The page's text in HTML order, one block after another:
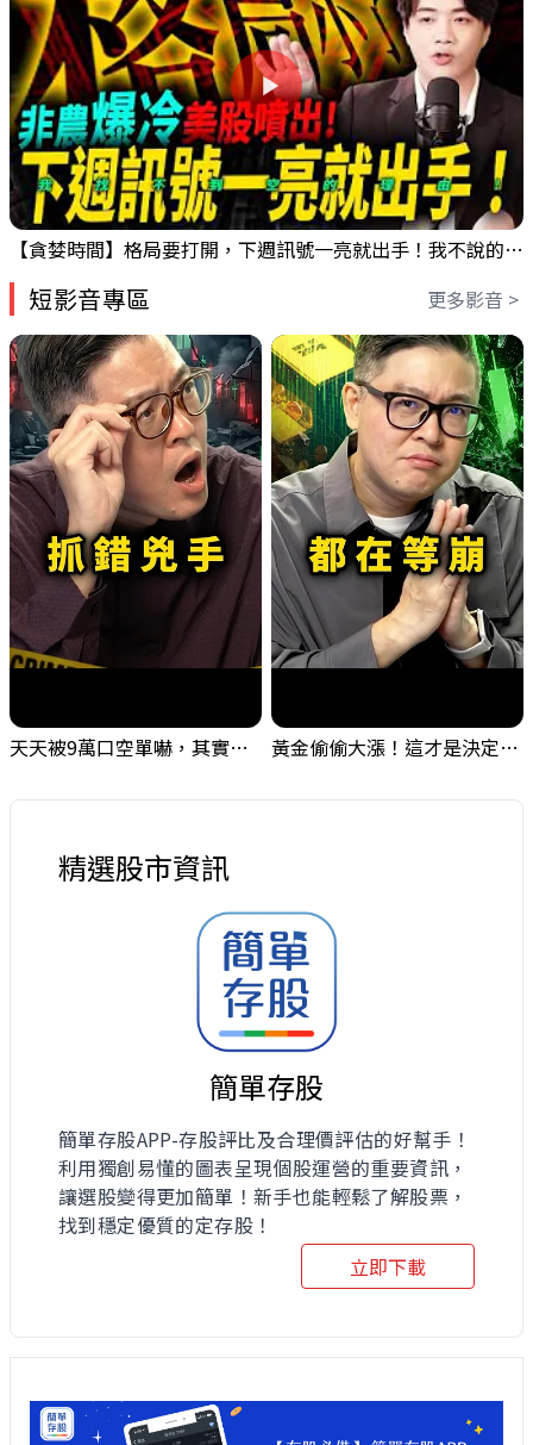
【貪婪時間】格局要打開，下週訊號一亮就出手！我不說的話還真一堆人不知道！｜錢進大趨勢 Mr.智霖 陳 2026/08/08
短影音專區 更多影音 >
天天被9萬口空單嚇，其實你盯錯地方了｜Mr.Jimmy高志銘 #台股 #外資期貨 #融資 黃金偷偷大漲！這才是決定台股生死的「真風向球」！｜Mr.Jimmy高志銘 #黃金 #美元指數 #聯準會
精選股市資訊
簡單存股
簡單存股APP-存股評比及合理價評估的好幫手！
利用獨創易懂的圖表呈現個股運營的重要資訊，
讓選股變得更加簡單！新手也能輕鬆了解股票，
找到穩定優質的定存股！
立即下載